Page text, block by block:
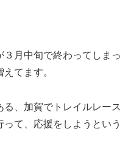
月中旬で終わってしまっ
てます。
、加賀でトレイルレース
て、応援をしようという